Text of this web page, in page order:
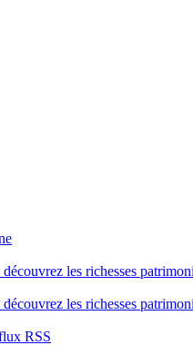
les richesses
les richesses
RSS